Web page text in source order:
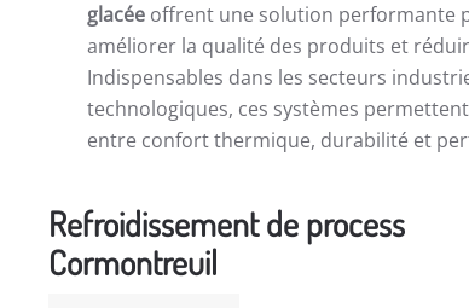
glacée offrent une solution performante
améliorer la qualité des produits et
Indispensables dans les secteurs
technologiques, ces systèmes
entre confort thermique, durabilité et
Refroidissement de process
Cormontreuil